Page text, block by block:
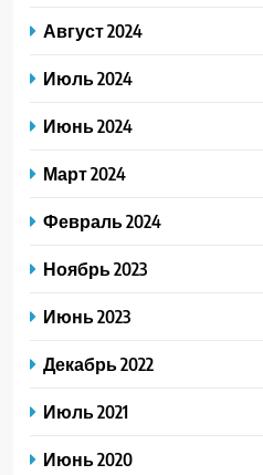
Август 2024
Июль 2024
Июнь 2024
Март 2024
Февраль 2024
Ноябрь 2023
Июнь 2023
Декабрь 2022
Июль 2021
Июнь 2020